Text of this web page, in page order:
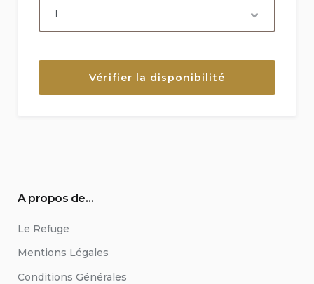
A propos de…
Le Refuge
Mentions Légales
Conditions Générales